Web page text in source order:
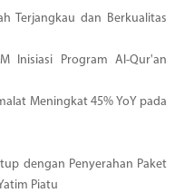
Terjangkau dan Berkualitas
Inisiasi Program Al-Qur'an
Meningkat 45% YoY pada
dengan Penyerahan Paket
Piatu